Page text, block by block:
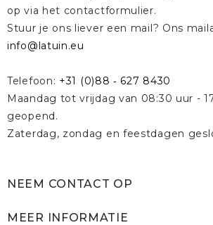
op via het contactformulier.
Stuur je ons liever een mail? Ons
info@latuin.eu
Telefoon: +31 (0)88 ‐ 627 8430
Maandag tot vrijdag van 08:30 uur -
geopend.
Zaterdag, zondag en feestdagen
NEEM CONTACT OP
MEER INFORMATIE